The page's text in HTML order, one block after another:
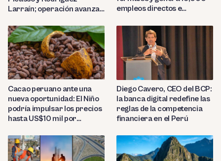
Larraín; operación avanza
empleos directos e
Cacao peruano ante una
nueva oportunidad: El Niño
podría impulsar los precios
hasta US$10 mil por
Diego Cavero, CEO del BCP:
la banca digital redefine las
reglas de la competencia
financiera en el Perú